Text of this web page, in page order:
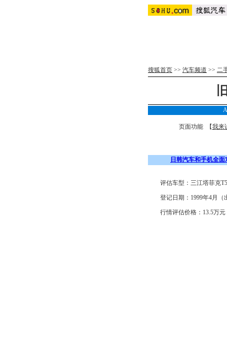
搜狐首页 >> 汽车频道 >> 二
页面功能 【我来
日韩汽车和手机全面
评估车型：三江塔菲克
登记日期：1999年4月（
行情评估价格：13.5万元